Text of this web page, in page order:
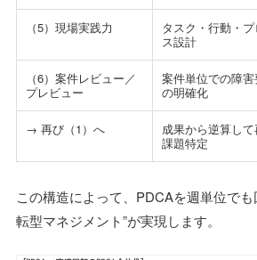
（5）現場実践力
タスク・行動・プ
ス設計
（6）案件レビュー／
プレビュー
案件単位での障害
の明確化
→ 再び（1）へ
成果から逆算し
課題特定
この構造によって、PDCAを週単位で
転型マネジメント”が実現します。